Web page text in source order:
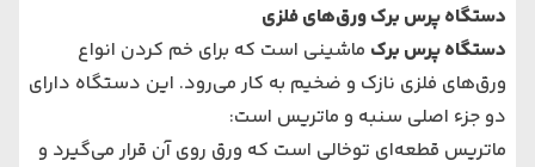
دستگاه پرس برک ورق‌های فلزی
دستگاه پرس برک ماشینی است که برای خم کردن انواع
ورق‌های فلزی نازک و ضخیم به کار می‌رود. این دستگاه دارای
دو جزء اصلی سنبه و ماتریس است:
ماتریس قطعه‌ای توخالی است که ورق روی آن قرار می‌گیرد و